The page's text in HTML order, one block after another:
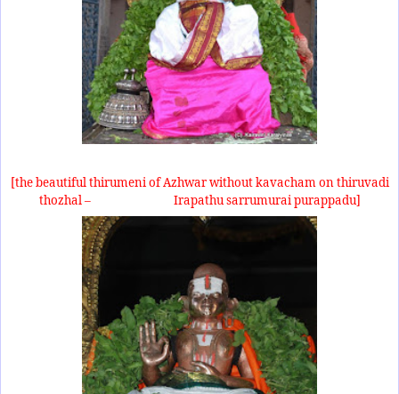
[the beautiful thirumeni of Azhwar without kavacham on thiruvadi
thozhal –
Irapathu sarrumurai purappadu]